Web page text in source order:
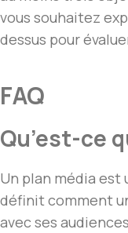
vous souhaitez
dessus pour
FAQ
Qu’est-ce
Un plan média
définit comment
avec ses